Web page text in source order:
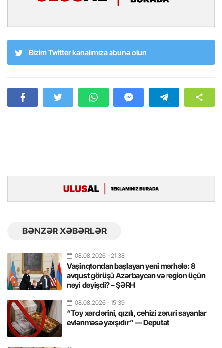
Bizim Twitter kanalımıza abunə olun
BƏNZƏR XƏBƏRLƏR
08.08.2026 - 21:38
Vaşinqtondan başlayan yeni mərhələ: 8
avqust görüşü Azərbaycan və region üçün
nəyi dəyişdi? – ŞƏRH
08.08.2026 - 15:39
“Toy xərclərini, qızılı, cehizi zəruri sayanlar
evlənməsə yaxşıdır” — Deputat